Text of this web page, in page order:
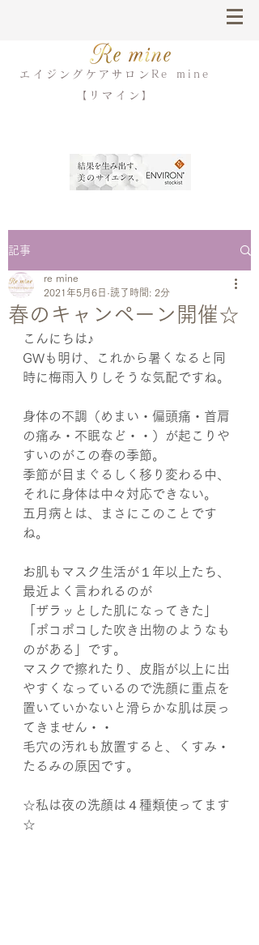
エイジングケアサロンRe mine
【リマイン】
記事
春のキャンペーン開催☆
re mine
2021年5月6日 読了時間: 2分
こんにちは♪
GWも明け、これから暑くなると同
時に梅雨入りしそうな気配ですね。
身体の不調（めまい・偏頭痛・首肩
の痛み・不眠など・・）が起こりや
すいのがこの春の季節。
季節が目まぐるしく移り変わる中、
それに身体は中々対応できない。
五月病とは、まさにこのことです
ね。
お肌もマスク生活が１年以上たち、
最近よく言われるのが
「ザラッとした肌になってきた」
「ポコポコした吹き出物のようなも
のがある」です。
マスクで擦れたり、皮脂が以上に出
やすくなっているので洗顔に重点を
置いていかないと滑らかな肌は戻っ
てきません・・
毛穴の汚れも放置すると、くすみ・
たるみの原因です。
☆私は夜の洗顔は４種類使ってます
☆